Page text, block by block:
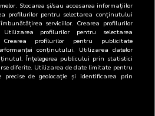
Stocarea și/sau accesarea informațiilor
profilurilor pentru selectarea conținutului
serviciilor. Crearea profilurilor
profilurilor pentru selectarea
profilurilor pentru publicitate
conținutului. Utilizarea datelor
Înțelegerea publicului prin statistici
diferite. Utilizarea de date limitate pentru
de geolocație și identificarea prin